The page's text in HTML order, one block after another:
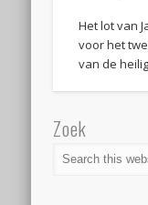
Het lot van
voor het
van de
Zoek